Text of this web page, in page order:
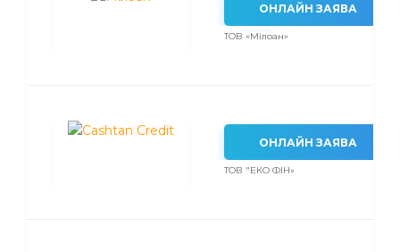
ОНЛАЙН ЗАЯВА
ТОВ «Мілоан»
ОНЛАЙН ЗАЯВА
ТОВ "ЕКО ФІН»